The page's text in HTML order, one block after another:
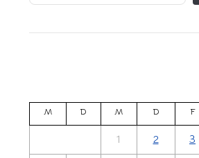
M D M D F
1 2 3